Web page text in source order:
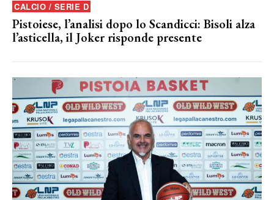
CALCIO / SERIE D
Pistoiese, l’analisi dopo lo Scandicci: Bisoli alza
l’asticella, il Joker risponde presente